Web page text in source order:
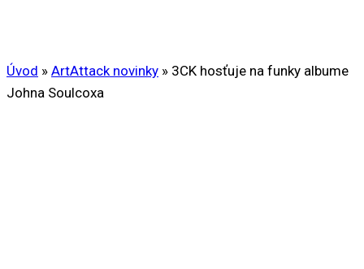
Úvod » ArtAttack novinky » 3CK hosťuje na funky albume
Johna Soulcoxa